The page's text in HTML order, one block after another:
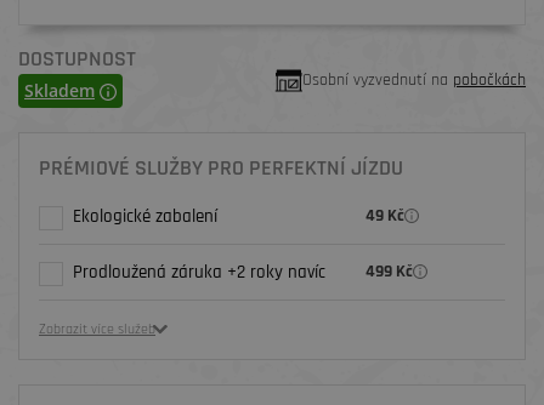
DOSTUPNOST
Skladem Osobní vyzvednutí na pobočkách
PRÉMIOVÉ SLUŽBY PRO PERFEKTNÍ JÍZDU
Ekologické zabalení 49 Kč
Prodloužená záruka +2 roky navíc 499 Kč
Zobrazit více služeb